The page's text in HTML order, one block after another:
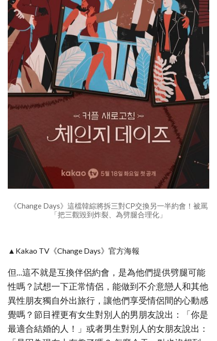
《Change Days》這檔韓綜將拆三對CP交換另一半約會！被罵
「把三觀毀到炸裂、為劈腿合理化」
▲Kakao TV《Change Days》官方海報
但...這不就是互換伴侶約會，是為他們提供劈腿可能
性嗎？試想一下正常情侶，能做到不介意戀人和其他
異性朋友獨自外出旅行，讓他們享受情侶間的心動感
覺嗎？節目裡更有女生對別人的男朋友說出：「你是
最適合結婚的人！」或者男生對別人的女朋友說出：